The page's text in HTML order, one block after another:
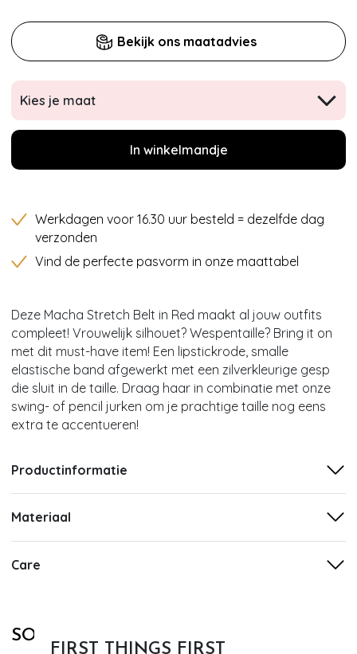
FIRST THINGS FIRST
Bekijk ons maatadvies
Kies je maat
In winkelmandje
Werkdagen voor 16.30 uur besteld = dezelfde dag
verzonden
Vind de perfecte pasvorm in onze maattabel
Deze Macha Stretch Belt in Red maakt al jouw outfits
compleet! Vrouwelijk silhouet? Wespentaille? Bring it on
met dit must-have item! Een lipstickrode, smalle
elastische band afgewerkt met een zilverkleurige gesp
die sluit in de taille. Draag haar in combinatie met onze
swing- of pencil jurken om je prachtige taille nog eens
extra te accentueren!
Productinformatie
Materiaal
Care
SOORTGELIJKE PRODUCTEN